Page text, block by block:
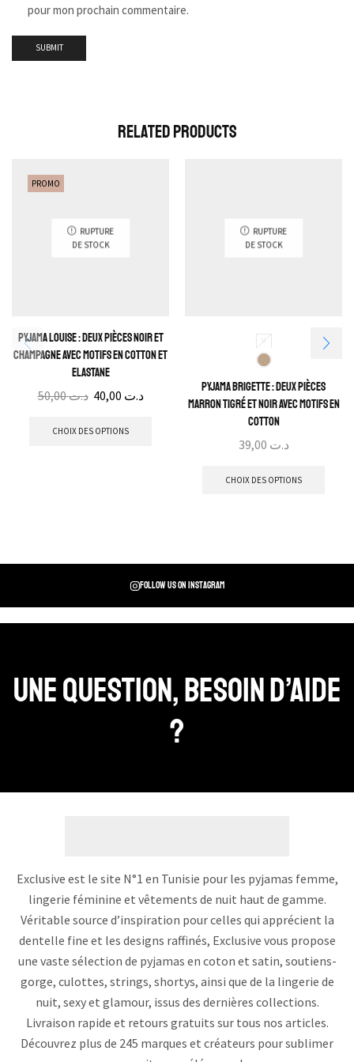
pour mon prochain commentaire.
Related Products
PROMO
RUPTURE
DE STOCK
Pyjama Louise : Deux pièces noir et
champagne avec motifs en cotton et
elastane
د.ت50,00 د.ت
CHOIX DES OPTIONS
RUPTURE
DE STOCK
M
Pyjama Brigette : Deux pièces
marron tigré et noir avec motifs en
cotton
د.ت
CHOIX DES OPTIONS
Follow us on instagram
Une question, Besoin d’aide
?
Exclusive est le site N°1 en Tunisie pour les pyjamas femme,
lingerie féminine et vêtements de nuit haut de gamme.
Véritable source d’inspiration pour celles qui apprécient la
dentelle fine et les designs raffinés, Exclusive vous propose
une vaste sélection de pyjamas en coton et satin, soutiens-
gorge, culottes, strings, shortys, ainsi que de la lingerie de
nuit, sexy et glamour, issus des dernières collections.
Livraison rapide et retours gratuits sur tous nos articles.
Découvrez plus de 245 marques et créateurs pour sublimer